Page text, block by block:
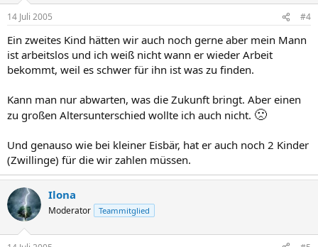
14 Juli 2005 #4
Ein zweites Kind hätten wir auch noch gerne aber mein Mann
ist arbeitslos und ich weiß nicht wann er wieder Arbeit
bekommt, weil es schwer für ihn ist was zu finden.
Kann man nur abwarten, was die Zukunft bringt. Aber einen
zu großen Altersunterschied wollte ich auch nicht. 🙁
Und genauso wie bei kleiner Eisbär, hat er auch noch 2 Kinder
(Zwillinge) für die wir zahlen müssen.
Ilona
Moderator Teammitglied